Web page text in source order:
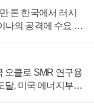
톤 한국에서 러시
나의 공격에 수요 늘
오클로 SMR 연구용
달, 미국 에너지부